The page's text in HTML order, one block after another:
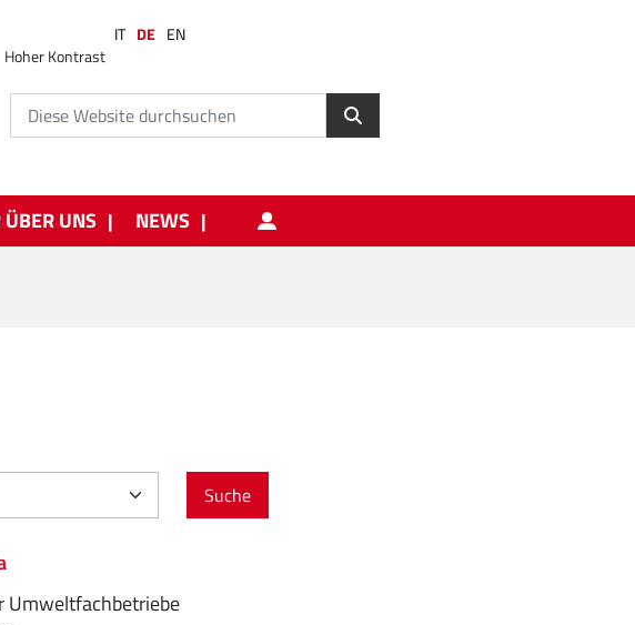
Hoher Kontrast
IT DE EN
UNS NEWS
Suche
Umweltfachbetriebe